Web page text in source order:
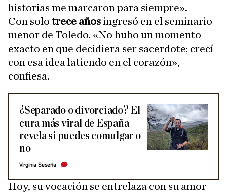
historias me marcaron para siempre».
Con solo trece añosingresó en el seminario
menor de Toledo. «No hubo un momento
exacto en que decidiera ser sacerdote; crecí
con esa idea latiendo en el corazón»,
confiesa.
¿Separado o divorciado? El
cura más viral de España
revela si puedes comulgar o
no
Virginia Seseña
Hoy, su vocación se entrelaza con su amor